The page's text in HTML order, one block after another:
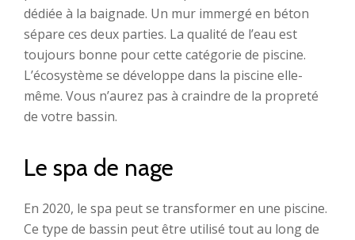
dédiée à la baignade. Un mur immergé en béton
sépare ces deux parties. La qualité de l’eau est
toujours bonne pour cette catégorie de piscine.
L’écosystème se développe dans la piscine elle-
même. Vous n’aurez pas à craindre de la propreté
de votre bassin.
Le spa de nage
En 2020, le spa peut se transformer en une piscine.
Ce type de bassin peut être utilisé tout au long de